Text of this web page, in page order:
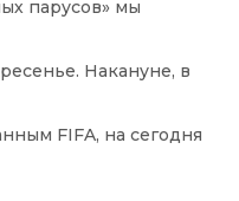
парусов» мы
Накануне, в
FIFA, на сегодня